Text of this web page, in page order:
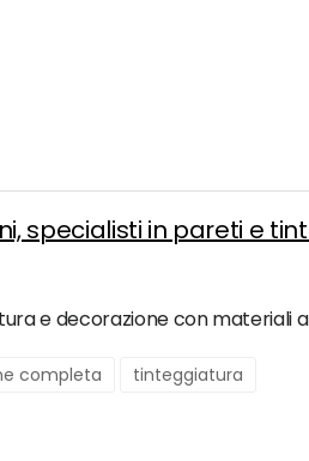
specialisti in pareti e
e decorazione con materiali
completa tinteggiatura